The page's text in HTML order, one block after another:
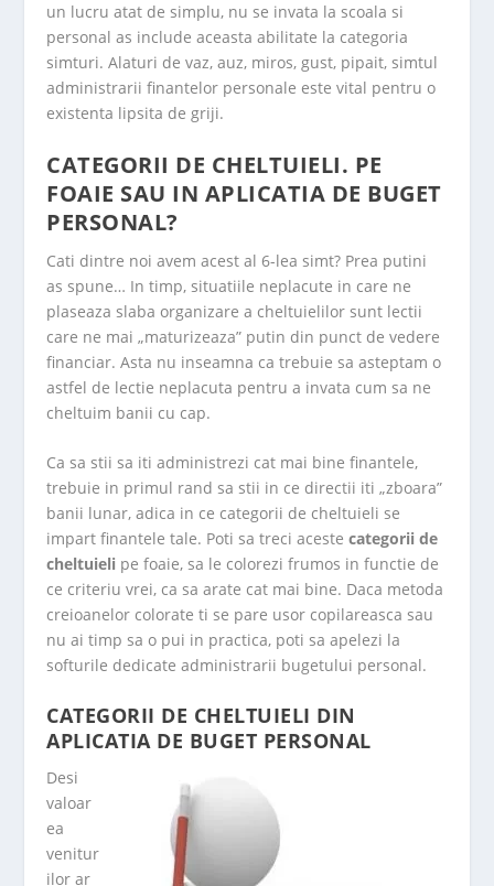
un lucru atat de simplu, nu se invata la scoala si
personal as include aceasta abilitate la categoria
simturi. Alaturi de vaz, auz, miros, gust, pipait, simtul
administrarii finantelor personale este vital pentru o
existenta lipsita de griji.
CATEGORII DE CHELTUIELI. PE
FOAIE SAU IN APLICATIA DE BUGET
PERSONAL?
Cati dintre noi avem acest al 6-lea simt? Prea putini
as spune… In timp, situatiile neplacute in care ne
plaseaza slaba organizare a cheltuielilor sunt lectii
care ne mai „maturizeaza” putin din punct de vedere
financiar. Asta nu inseamna ca trebuie sa asteptam o
astfel de lectie neplacuta pentru a invata cum sa ne
cheltuim banii cu cap.
Ca sa stii sa iti administrezi cat mai bine finantele,
trebuie in primul rand sa stii in ce directii iti „zboara”
banii lunar, adica in ce categorii de cheltuieli se
impart finantele tale. Poti sa treci acestecategorii de
cheltuieli pe foaie, sa le colorezi frumos in functie de
ce criteriu vrei, ca sa arate cat mai bine. Daca metoda
creioanelor colorate ti se pare usor copilareasca sau
nu ai timp sa o pui in practica, poti sa apelezi la
softurile dedicate administrarii bugetului personal.
CATEGORII DE CHELTUIELI DIN
APLICATIA DE BUGET PERSONAL
Desi
valoar
ea
venitur
ilor ar